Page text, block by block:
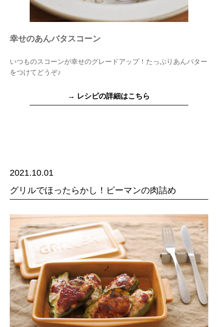
幸せのあんバタスコーン
いつものスコーンが幸せのグレードアップ！たっぷりあんバター
をつけてどうぞ♪
→ レシピの詳細はこちら
2021.10.01
グリルでほったらかし！ピーマンの肉詰め